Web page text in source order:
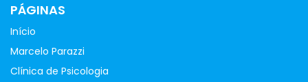
PÁGINAS
Início
Marcelo Parazzi
Clínica de Psicologia